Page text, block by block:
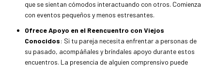
que se sientan cómodos interactuando con otros. Comienza
con eventos pequeños y menos estresantes.
Ofrece Apoyo en el Reencuentro con Viejos
Conocidos: Si tu pareja necesita enfrentar a personas de
su pasado, acompáñales y bríndales apoyo durante estos
encuentros. La presencia de alguien comprensivo puede